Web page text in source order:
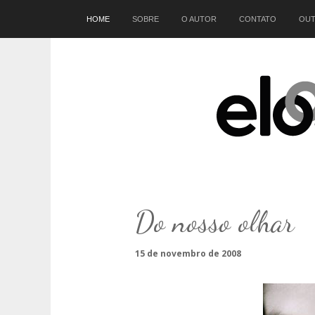
HOME SOBRE O AUTOR CONTATO Início
Do nosso olhar
15 de novembro de 2008